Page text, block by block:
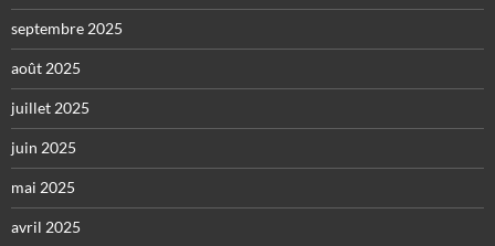
septembre 2025
août 2025
juillet 2025
juin 2025
mai 2025
avril 2025